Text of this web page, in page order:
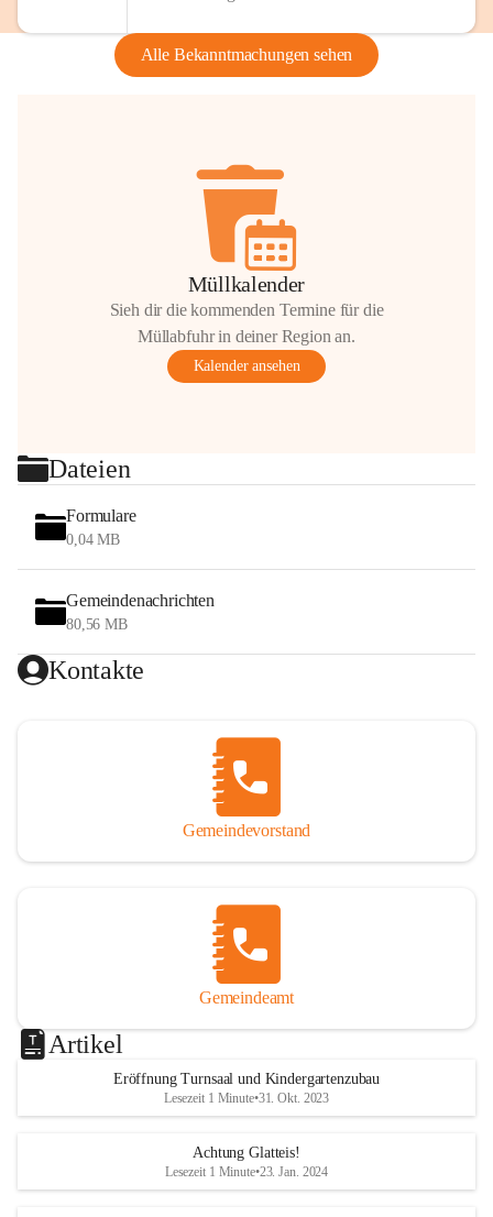
Alle Bekanntmachungen sehen
Müllkalender
Sieh dir die kommenden Termine für die
Müllabfuhr in deiner Region an.
Kalender ansehen
Dateien
Formulare
0,04 MB
Gemeindenachrichten
80,56 MB
Kontakte
Gemeindevorstand
Gemeindeamt
Artikel
Eröffnung Turnsaal und Kindergartenzubau
Lesezeit 1 Minute•31. Okt. 2023
Achtung Glatteis!
Lesezeit 1 Minute•23. Jan. 2024